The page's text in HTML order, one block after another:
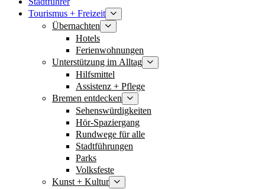
Tourismus + Freizeit
Übernachten
Hotels
Ferienwohnungen
Unterstützung im Alltag
Hilfsmittel
Assistenz + Pflege
Bremen entdecken
Sehenswürdigkeiten
Hör-Spaziergang
Rundwege für alle
Stadtführungen
Parks
Volksfeste
Kunst + Kultur